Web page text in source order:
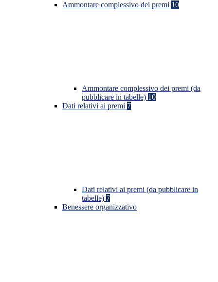
Ammontare complessivo dei premi 10
Ammontare complessivo dei premi (da
pubblicare in tabelle) 10
Dati relativi ai premi 7
Dati relativi ai premi (da pubblicare in
tabelle) 7
Benessere organizzativo